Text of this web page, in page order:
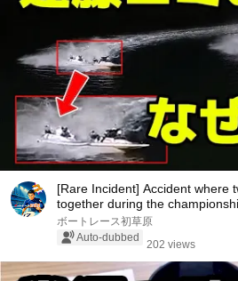
[Rare Incident] Accident where
together during the
ボートレース初草原
Auto-dubbed
202 views